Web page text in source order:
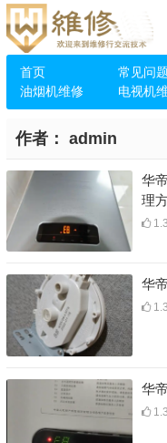
首页 常见问题
油烟机维修
电视机
作者： admin
华
理
华
华